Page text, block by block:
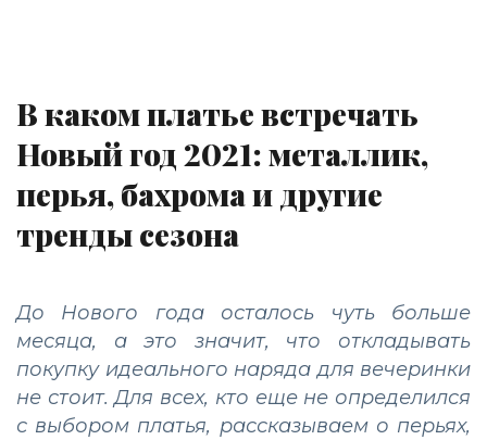
В каком платье встречать
Новый год 2021: металлик,
перья, бахрома и другие
тренды сезона
До Нового года осталось чуть больше
месяца, а это значит, что откладывать
покупку идеального наряда для вечеринки
не стоит. Для всех, кто еще не определился
с выбором платья, рассказываем о перьях,